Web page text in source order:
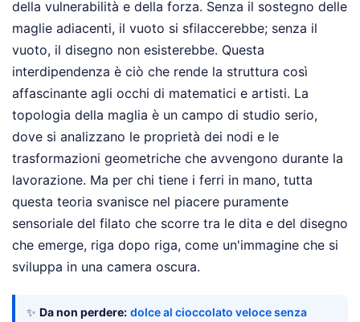
della vulnerabilità e della forza. Senza il sostegno delle
maglie adiacenti, il vuoto si sfilaccerebbe; senza il
vuoto, il disegno non esisterebbe. Questa
interdipendenza è ciò che rende la struttura così
affascinante agli occhi di matematici e artisti. La
topologia della maglia è un campo di studio serio,
dove si analizzano le proprietà dei nodi e le
trasformazioni geometriche che avvengono durante la
lavorazione. Ma per chi tiene i ferri in mano, tutta
questa teoria svanisce nel piacere puramente
sensoriale del filato che scorre tra le dita e del disegno
che emerge, riga dopo riga, come un'immagine che si
sviluppa in una camera oscura.
✨ Da non perdere: dolce al cioccolato veloce senza